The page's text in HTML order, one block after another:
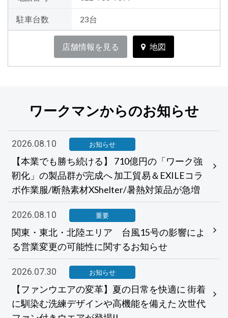
駐車台数 23台
店舗情報を見る 地図
ワークマンからのお知らせ
2026.08.10 お知らせ
【本業でも勝ち続ける】 710億円の「ワーク強
靭化」の製品群が完成へ 加工貿易＆EXILEコラ
ボ作業服/断熱素材XShelter/暑熱対策品が急増
2026.08.10 重要
関東・東北・北陸エリア 台風15号の影響によ
る営業変更の可能性に関するお知らせ
2026.07.30 お知らせ
【ファンウエアの変革】夏の日常を快適に 街着
に馴染む洗練デザインや高機能を備えた 次世代